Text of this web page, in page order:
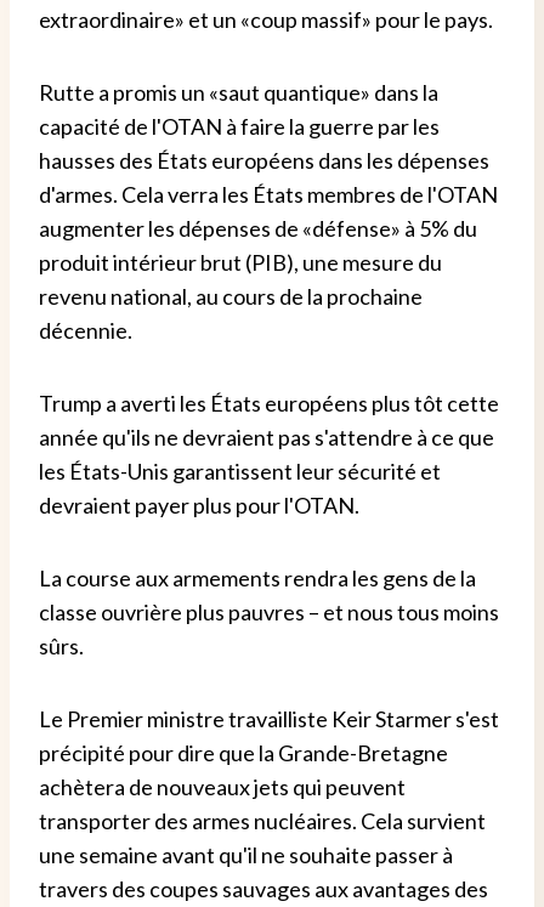
extraordinaire» et un «coup massif» pour le pays.
Rutte a promis un «saut quantique» dans la
capacité de l'OTAN à faire la guerre par les
hausses des États européens dans les dépenses
d'armes. Cela verra les États membres de l'OTAN
augmenter les dépenses de «défense» à 5% du
produit intérieur brut (PIB), une mesure du
revenu national, au cours de la prochaine
décennie.
Trump a averti les États européens plus tôt cette
année qu'ils ne devraient pas s'attendre à ce que
les États-Unis garantissent leur sécurité et
devraient payer plus pour l'OTAN.
La course aux armements rendra les gens de la
classe ouvrière plus pauvres – et nous tous moins
sûrs.
Le Premier ministre travailliste Keir Starmer s'est
précipité pour dire que la Grande-Bretagne
achètera de nouveaux jets qui peuvent
transporter des armes nucléaires. Cela survient
une semaine avant qu'il ne souhaite passer à
travers des coupes sauvages aux avantages des